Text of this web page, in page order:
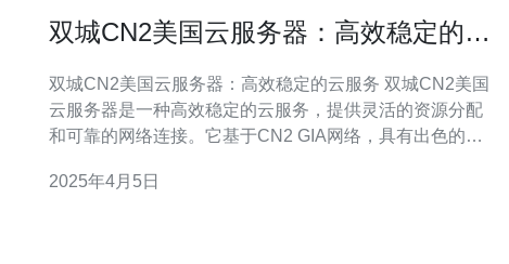
双城CN2美国云服务器：高效稳定的云
双城CN2美国云服务器：高效稳定的云服务 双城CN2美国
云服务器是一种高效稳定的云服务，提供灵活的资源分配
和可靠的网络连接。它基于CN2 GIA网络，具有出色的性
双城CN2美国云服务器采用最先进的硬件设备和网络架
2025年4月5日